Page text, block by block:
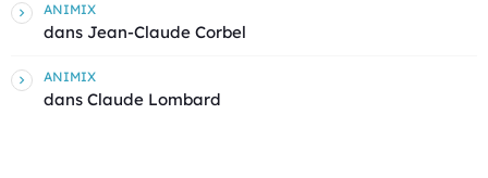
ANIMIX
dans Jean-Claude Corbel
ANIMIX
dans Claude Lombard